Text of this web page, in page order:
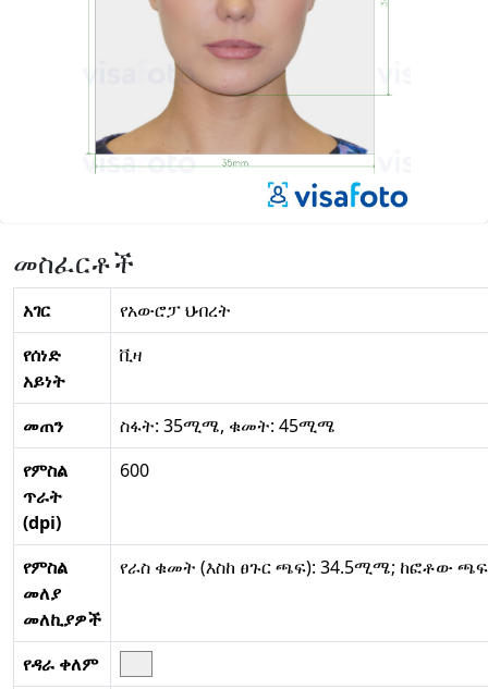
መስፈርቶች
አገር
የአውሮፓ ህብረት
የሰነድ
አይነት
ቪዛ
መጠን
ስፋት: 35ሚሜ, ቁመት: 45ሚሜ
የምስል
ጥራት
(dpi)
600
የምስል
መለያ
መለኪያዎች
የራስ ቁመት (እስከ ፀጉር ጫፍ): 34.5ሚሜ; ከፎቶው
የዳራ ቀለም